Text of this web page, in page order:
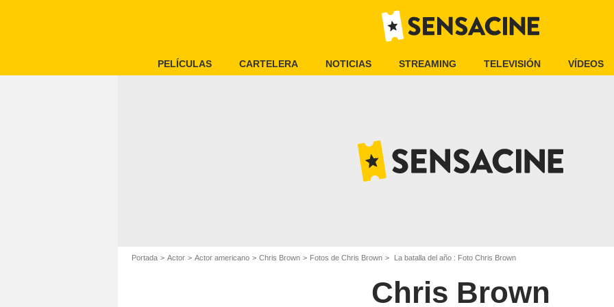
PELÍCULAS CARTELERA NOTICIAS STREAMING TELEVISIÓN VÍDEOS
Portada Actor Actor americano Chris Brown Fotos de Chris Brown La batalla del año : Foto Chris Brown
Chris Brown